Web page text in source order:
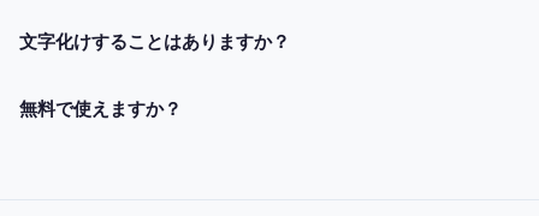
文字化けすることはありますか？
無料で使えますか？